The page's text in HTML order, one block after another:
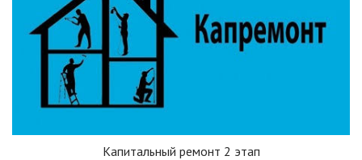
Капитальный ремонт 2 этап